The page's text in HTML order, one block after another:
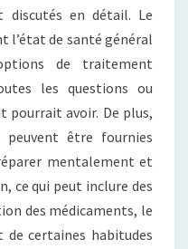
discutés en détail. Le
l’état de santé général
de traitement
les questions ou
pourrait avoir. De plus,
peuvent être fournies
mentalement et
ce qui peut inclure des
des médicaments, le
certaines habitudes